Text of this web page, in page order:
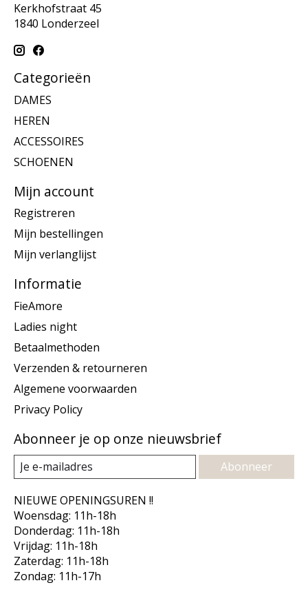
Kerkhofstraat 45
1840 Londerzeel
Categorieën
DAMES
HEREN
ACCESSOIRES
SCHOENEN
Mijn account
Registreren
Mijn bestellingen
Mijn verlanglijst
Informatie
FieAmore
Ladies night
Betaalmethoden
Verzenden & retourneren
Algemene voorwaarden
Privacy Policy
Abonneer je op onze nieuwsbrief
Abonneer
NIEUWE OPENINGSUREN !!
Woensdag: 11h-18h
Donderdag: 11h-18h
Vrijdag: 11h-18h
Zaterdag: 11h-18h
Zondag: 11h-17h